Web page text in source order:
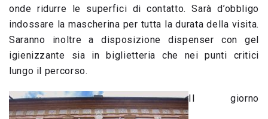
onde ridurre le superfici di contatto. Sarà d’obbligo
indossare la mascherina per tutta la durata della visita.
Saranno inoltre a disposizione dispenser con gel
igienizzante sia in biglietteria che nei punti critici
lungo il percorso.
Il giorno